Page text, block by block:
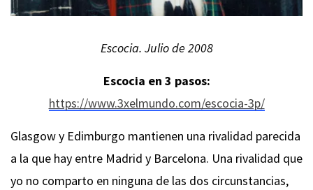
Escocia. Julio de 2008
Escocia en 3 pasos:
https://www.3xelmundo.com/escocia-3p/
Glasgow y Edimburgo mantienen una rivalidad parecida
a la que hay entre Madrid y Barcelona. Una rivalidad que
yo no comparto en ninguna de las dos circunstancias,